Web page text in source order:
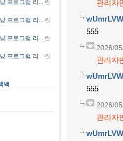
관리자
555
2026/
관리자
555
2026/
관리자
프로그램 리... 린
프로그램 리... 린
프로그램 리... 린
프로그램 리... 린
백